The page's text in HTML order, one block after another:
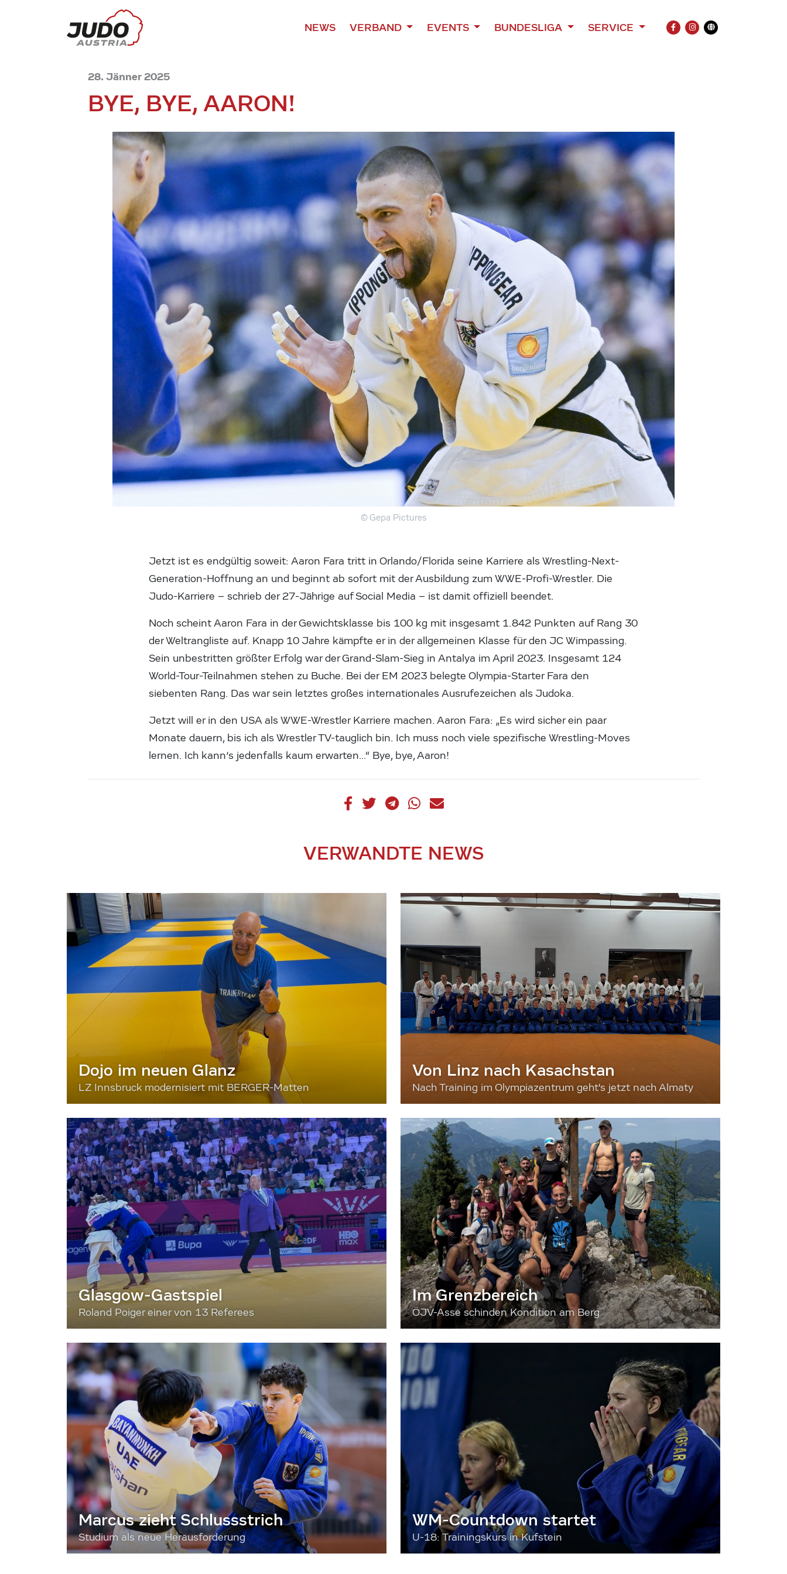
NEWS VERBAND EVENTS BUNDESLIGA SERVICE
FACEBOOK
INSTAGRAM
Übersetzung
28. Jänner 2025
BYE, BYE, AARON!
© Gepa Pictures
Jetzt ist es endgültig soweit: Aaron Fara tritt in Orlando/Florida seine Karriere als Wrestling-Next-
Generation-Hoffnung an und beginnt ab sofort mit der Ausbildung zum WWE-Profi-Wrestler. Die
Judo-Karriere – schrieb der 27-Jährige auf Social Media – ist damit offiziell beendet.
Noch scheint Aaron Fara in der Gewichtsklasse bis 100 kg mit insgesamt 1.842 Punkten auf Rang 30
der Weltrangliste auf. Knapp 10 Jahre kämpfte er in der allgemeinen Klasse für den JC Wimpassing.
Sein unbestritten größter Erfolg war der Grand-Slam-Sieg in Antalya im April 2023. Insgesamt 124
World-Tour-Teilnahmen stehen zu Buche. Bei der EM 2023 belegte Olympia-Starter Fara den
siebenten Rang. Das war sein letztes großes internationales Ausrufezeichen als Judoka.
Jetzt will er in den USA als WWE-Wrestler Karriere machen. Aaron Fara: „Es wird sicher ein paar
Monate dauern, bis ich als Wrestler TV-tauglich bin. Ich muss noch viele spezifische Wrestling-Moves
lernen. Ich kann’s jedenfalls kaum erwarten…“ Bye, bye, Aaron!
VERWANDTE NEWS
Dojo im neuen Glanz
LZ Innsbruck modernisiert mit BERGER-Matten
Von Linz nach Kasachstan
Nach Training im Olympiazentrum geht's jetzt nach Almaty
Glasgow-Gastspiel
Roland Poiger einer von 13 Referees
Im Grenzbereich
ÖJV-Asse schinden Kondition am Berg
Marcus zieht Schlussstrich
Studium als neue Herausforderung
WM-Countdown startet
U-18: Trainingskurs in Kufstein